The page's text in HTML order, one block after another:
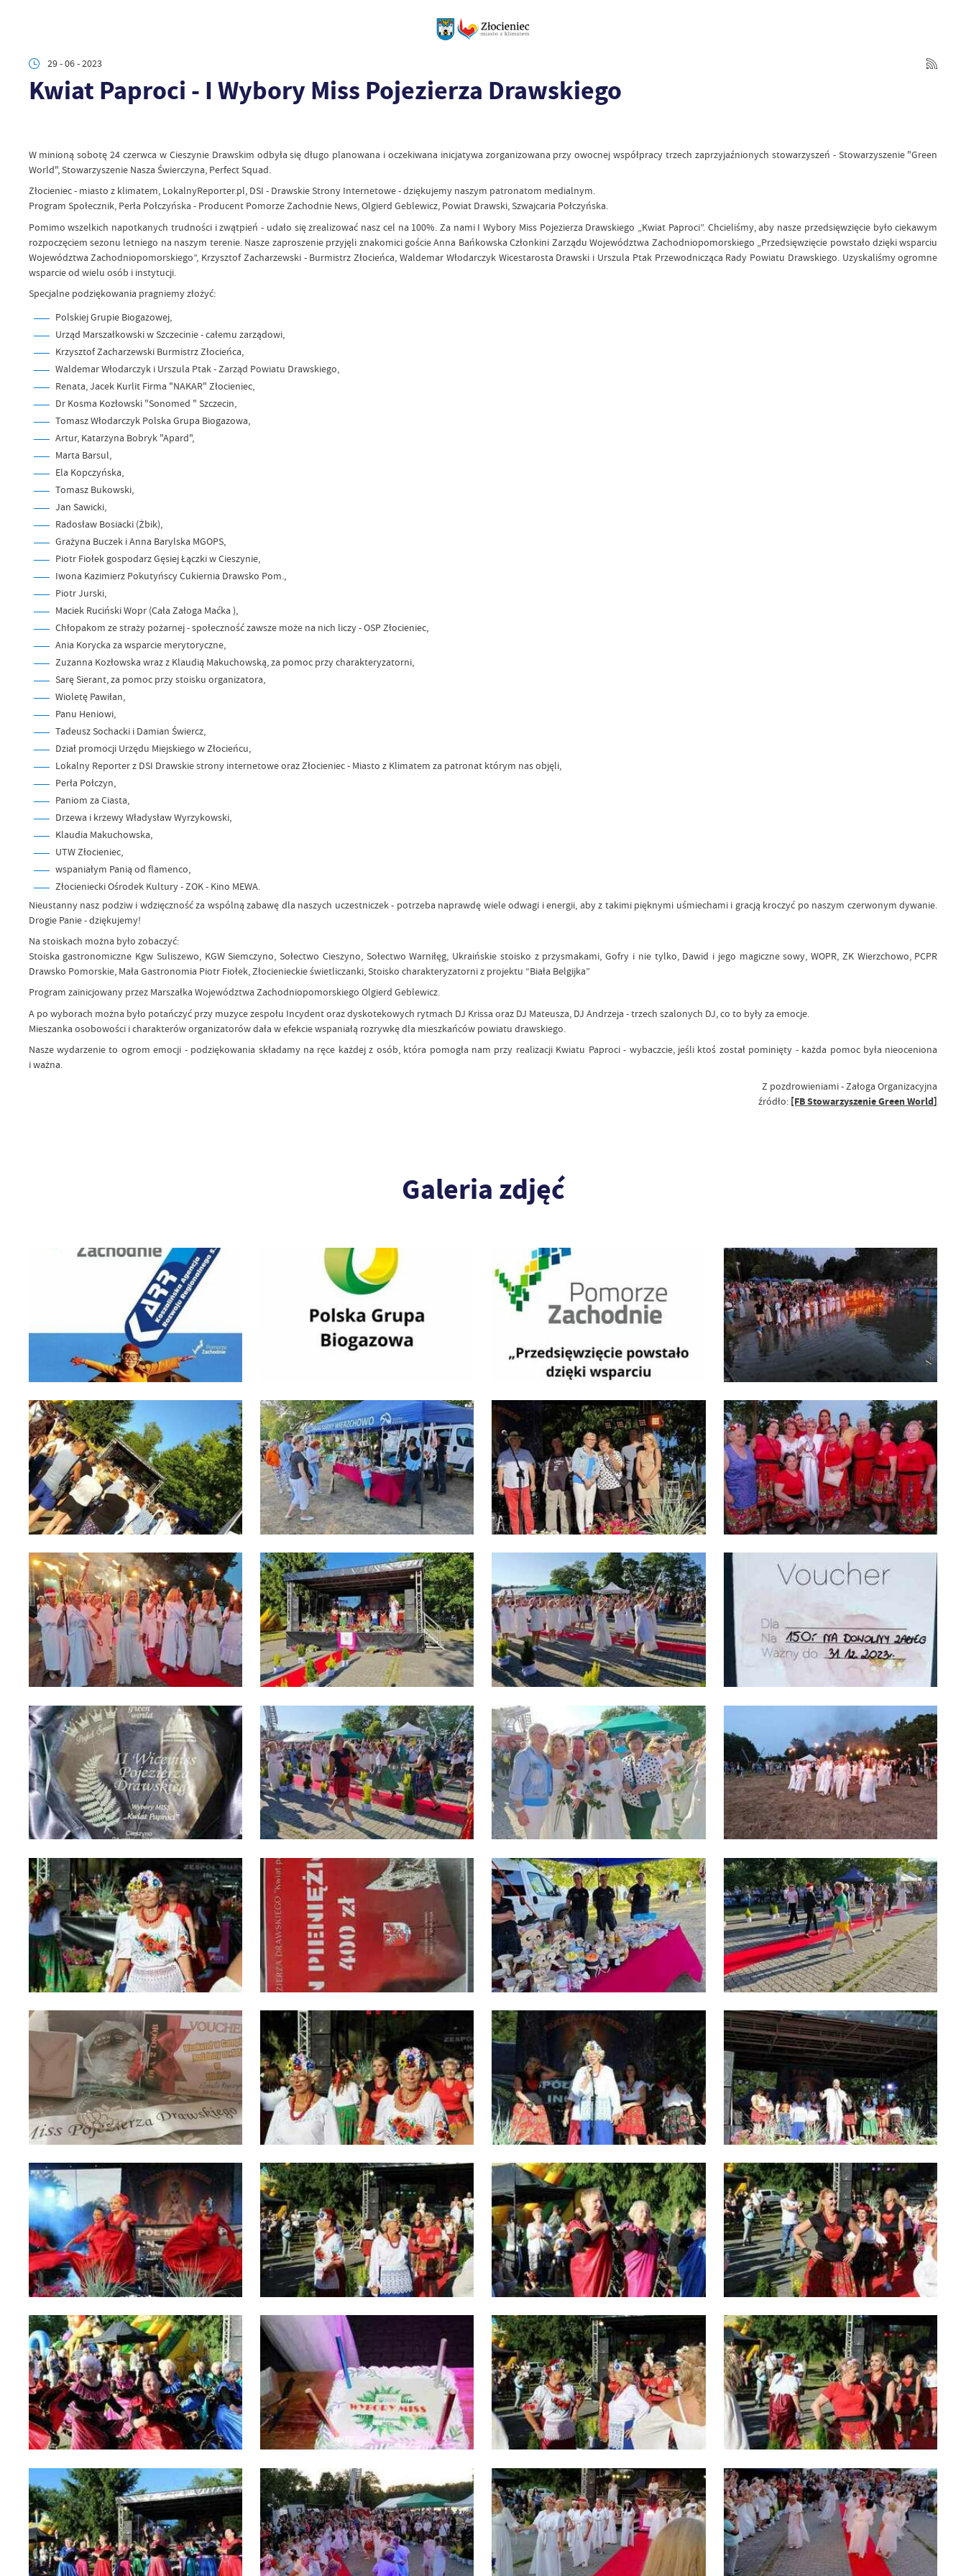
29 - 06 - 2023
Kwiat Paproci - I Wybory Miss Pojezierza Drawskiego
W minioną sobotę 24 czerwca w Cieszynie Drawskim odbyła się długo planowana i oczekiwana inicjatywa zorganizowana przy owocnej współpracy trzech zaprzyjaźnionych stowarzyszeń - Stowarzyszenie "Green
World", Stowarzyszenie Nasza Świerczyna, Perfect Squad.
Złocieniec - miasto z klimatem, LokalnyReporter.pl, DSI - Drawskie Strony Internetowe - dziękujemy naszym patronatom medialnym.
Program Społecznik, Perła Połczyńska - Producent Pomorze Zachodnie News, Olgierd Geblewicz, Powiat Drawski, Szwajcaria Połczyńska.
Pomimo wszelkich napotkanych trudności i zwątpień - udało się zrealizować nasz cel na 100%. Za nami I Wybory Miss Pojezierza Drawskiego „Kwiat Paproci”. Chcieliśmy, aby nasze przedsięwzięcie było ciekawym
rozpoczęciem sezonu letniego na naszym terenie. Nasze zaproszenie przyjęli znakomici goście Anna Bańkowska Członkini Zarządu Województwa Zachodniopomorskiego „Przedsięwzięcie powstało dzięki wsparciu
Województwa Zachodniopomorskiego”, Krzysztof Zacharzewski - Burmistrz Złocieńca, Waldemar Włodarczyk Wicestarosta Drawski i Urszula Ptak Przewodnicząca Rady Powiatu Drawskiego. Uzyskaliśmy ogromne
wsparcie od wielu osób i instytucji.
Specjalne podziękowania pragniemy złożyć:
Polskiej Grupie Biogazowej,
Urząd Marszałkowski w Szczecinie - całemu zarządowi,
Krzysztof Zacharzewski Burmistrz Złocieńca,
Waldemar Włodarczyk i Urszula Ptak - Zarząd Powiatu Drawskiego,
Renata, Jacek Kurlit Firma "NAKAR" Złocieniec,
Dr Kosma Kozłowski "Sonomed " Szczecin,
Tomasz Włodarczyk Polska Grupa Biogazowa,
Artur, Katarzyna Bobryk "Apard",
Marta Barsul,
Ela Kopczyńska,
Tomasz Bukowski,
Jan Sawicki,
Radosław Bosiacki (Żbik),
Grażyna Buczek i Anna Barylska MGOPS,
Piotr Fiołek gospodarz Gęsiej Łączki w Cieszynie,
Iwona Kazimierz Pokutyńscy Cukiernia Drawsko Pom.,
Piotr Jurski,
Maciek Ruciński Wopr (Cała Załoga Maćka ),
Chłopakom ze straży pożarnej - społeczność zawsze może na nich liczy - OSP Złocieniec,
Ania Korycka za wsparcie merytoryczne,
Zuzanna Kozłowska wraz z Klaudią Makuchowską, za pomoc przy charakteryzatorni,
Sarę Sierant, za pomoc przy stoisku organizatora,
Wioletę Pawiłan,
Panu Heniowi,
Tadeusz Sochacki i Damian Świercz,
Dział promocji Urzędu Miejskiego w Złocieńcu,
Lokalny Reporter z DSI Drawskie strony internetowe oraz Złocieniec - Miasto z Klimatem za patronat którym nas objęli,
Perła Połczyn,
Paniom za Ciasta,
Drzewa i krzewy Władysław Wyrzykowski,
Klaudia Makuchowska,
UTW Złocieniec,
wspaniałym Panią od flamenco,
Złocieniecki Ośrodek Kultury - ZOK - Kino MEWA.
Nieustanny nasz podziw i wdzięczność za wspólną zabawę dla naszych uczestniczek - potrzeba naprawdę wiele odwagi i energii, aby z takimi pięknymi uśmiechami i gracją kroczyć po naszym czerwonym dywanie.
Drogie Panie - dziękujemy!
Na stoiskach można było zobaczyć:
Stoiska gastronomiczne Kgw Suliszewo, KGW Siemczyno, Sołectwo Cieszyno, Sołectwo Warniłęg, Ukraińskie stoisko z przysmakami, Gofry i nie tylko, Dawid i jego magiczne sowy, WOPR, ZK Wierzchowo, PCPR
Drawsko Pomorskie, Mała Gastronomia Piotr Fiołek, Złocienieckie świetliczanki, Stoisko charakteryzatorni z projektu “Biała Belgijka”
Program zainicjowany przez Marszałka Województwa Zachodniopomorskiego Olgierd Geblewicz.
A po wyborach można było potańczyć przy muzyce zespołu Incydent oraz dyskotekowych rytmach DJ Krissa oraz DJ Mateusza, DJ Andrzeja - trzech szalonych DJ, co to były za emocje.
Mieszanka osobowości i charakterów organizatorów dała w efekcie wspaniałą rozrywkę dla mieszkańców powiatu drawskiego.
Nasze wydarzenie to ogrom emocji - podziękowania składamy na ręce każdej z osób, która pomogła nam przy realizacji Kwiatu Paproci - wybaczcie, jeśli ktoś został pominięty - każda pomoc była nieoceniona
i ważna.
Z pozdrowieniami - Załoga Organizacyjna
źródło: [FB Stowarzyszenie Green World]
Galeria zdjęć